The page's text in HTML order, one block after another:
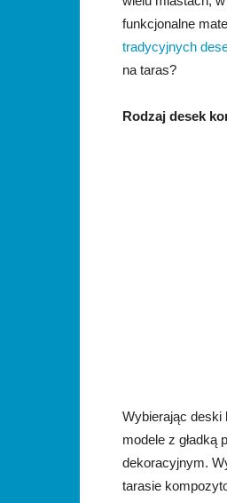
funkcjonalne
tradycyjnych
na taras?
Rodzaj desek
Wybierając deski
modele z gładką
dekoracyjnym.
tarasie